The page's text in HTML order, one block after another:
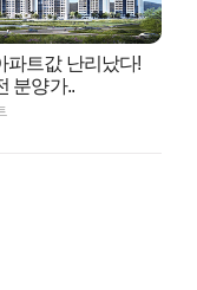
파트값 난리났다!
분양가..